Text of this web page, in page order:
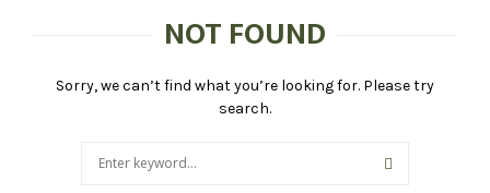
NOT FOUND
Sorry, we can’t find what you’re looking for. Please try
search.